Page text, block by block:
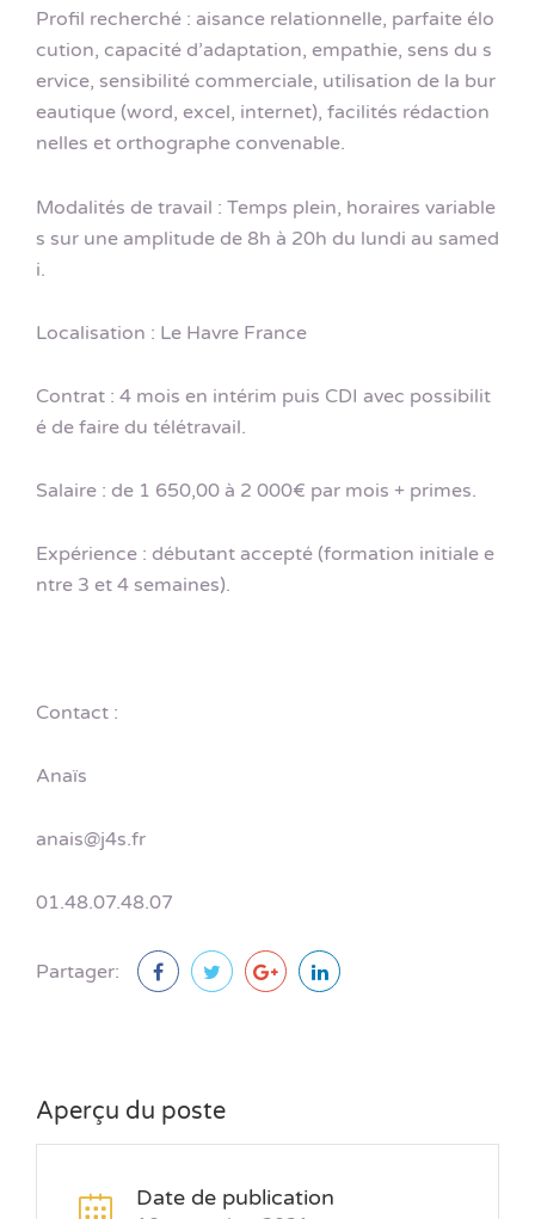
Profil recherché : aisance relationnelle, parfaite élo
cution, capacité d’adaptation, empathie, sens du s
ervice, sensibilité commerciale, utilisation de la bur
eautique (word, excel, internet), facilités rédaction
nelles et orthographe convenable.
Modalités de travail : Temps plein, horaires variable
s sur une amplitude de 8h à 20h du lundi au samed
i.
Localisation : Le Havre France
Contrat : 4 mois en intérim puis CDI avec possibilit
é de faire du télétravail.
Salaire : de 1 650,00 à 2 000€ par mois + primes.
Expérience : débutant accepté (formation initiale e
ntre 3 et 4 semaines).
Contact :
Anaïs
anais@j4s.fr
01.48.07.48.07
Partager:
Aperçu du poste
Date de publication